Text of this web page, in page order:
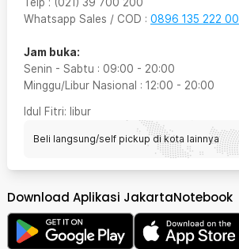
Whatsapp Sales / COD : 0896 135 222 00
Jam buka:
Senin - Sabtu : 09:00 - 20:00
Minggu/Libur Nasional : 12:00 - 20:00
Idul Fitri: libur
Beli langsung/self pickup di kota lainnya
Download Aplikasi JakartaNotebook